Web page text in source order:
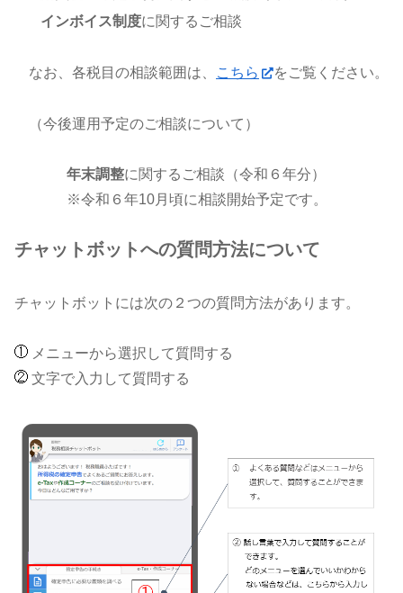
インボイス制度に関するご相談
なお、各税目の相談範囲は、 こちら をご覧ください。
（今後運用予定のご相談について）
年末調整に関するご相談（令和６年分）
※令和６年10月頃に相談開始予定です。
チャットボットへの質問方法について
チャットボットには次の２つの質問方法があります。
メニューから選択して質問する
文字で入力して質問する